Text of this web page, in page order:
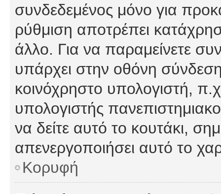
συνδεδεμένος μόνο για
ρύθμιση αποτρέπει
άλλο. Για να παραμείνετε
υπάρχει στην οθόνη
κοινόχρηστο υπολογιστή,
υπολογιστής
να δείτε αυτό το κουτάκι,
απενεργοποιήσει αυτό το
Κορυφή